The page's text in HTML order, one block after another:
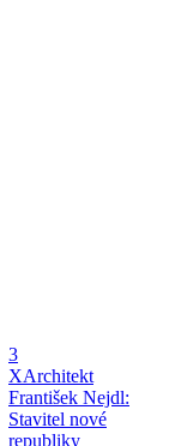
3
XArchitekt
František Nejdl:
Stavitel nové
republiky